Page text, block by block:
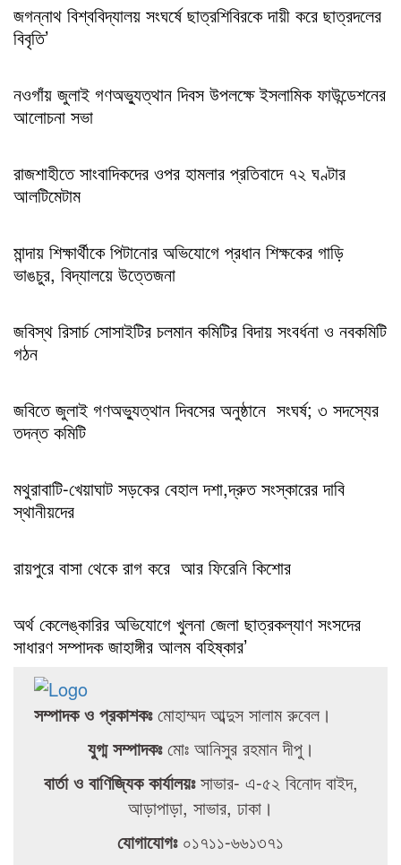
জগন্নাথ বিশ্ববিদ্যালয় সংঘর্ষে ছাত্রশিবিরকে দায়ী করে ছাত্রদলের
বিবৃতি’
নওগাঁয় জুলাই গণঅভ্যুত্থান দিবস উপলক্ষে ইসলামিক ফাউন্ডেশনের
আলোচনা সভা
রাজশাহীতে সাংবাদিকদের ওপর হামলার প্রতিবাদে ৭২ ঘণ্টার
আলটিমেটাম
মান্দায় শিক্ষার্থীকে পিটানোর অভিযোগে প্রধান শিক্ষকের গাড়ি
ভাঙচুর, বিদ্যালয়ে উত্তেজনা
জবিস্থ রিসার্চ সোসাইটির চলমান কমিটির বিদায় সংবর্ধনা ও নবকমিটি
গঠন
জবিতে জুলাই গণঅভ্যুত্থান দিবসের অনুষ্ঠানে সংঘর্ষ; ৩ সদস্যের
তদন্ত কমিটি
মথুরাবাটি-খেয়াঘাট সড়কের বেহাল দশা,দ্রুত সংস্কারের দাবি
স্থানীয়দের
রায়পুরে বাসা থেকে রাগ করে আর ফিরেনি কিশোর
অর্থ কেলেঙ্কারির অভিযোগে খুলনা জেলা ছাত্রকল্যাণ সংসদের
সাধারণ সম্পাদক জাহাঙ্গীর আলম বহিষ্কার’
সম্পাদক ও প্রকাশকঃমোহাম্মদ আব্দুস সালাম রুবেল।
যুগ্ম সম্পাদকঃমোঃ আনিসুর রহমান দীপু।
বার্তা ও বাণিজ্যিক কার্যালয়ঃসাভার- এ-৫২ বিনোদ বাইদ,
আড়াপাড়া, সাভার, ঢাকা।
যোগাযোগঃ০১৭১১-৬৬১৩৭১